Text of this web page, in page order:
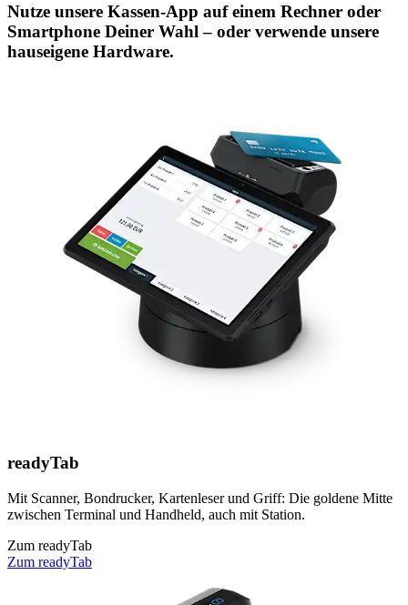
Nutze unsere Kassen-App auf einem Rechner oder
Smartphone Deiner Wahl – oder verwende unsere
hauseigene Hardware.
readyTab
Mit Scanner, Bondrucker, Kartenleser und Griff: Die goldene Mitte
zwischen Terminal und Handheld, auch mit Station.
Zum readyTab
Zum readyTab